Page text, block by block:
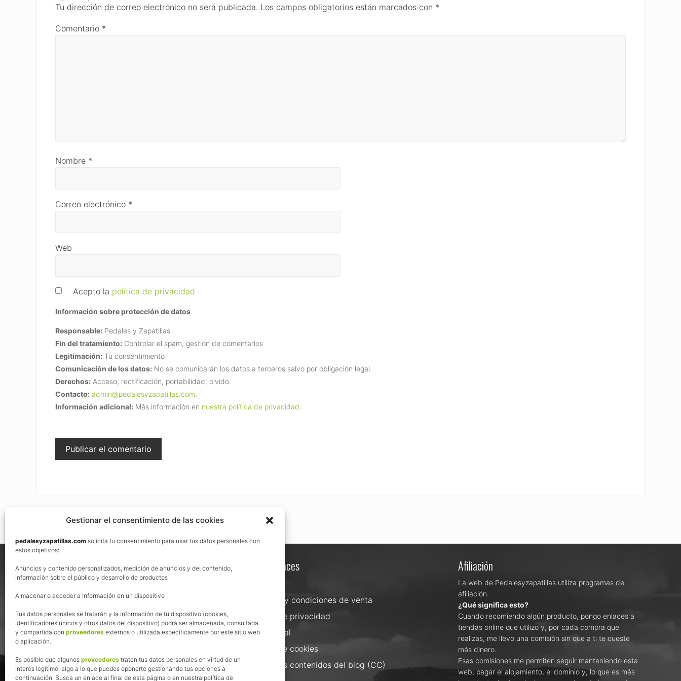
Gestionar el consentimiento de las cookies
pedalesyzapatillas.com solicita tu consentimiento para usar tus datos personales con
estos objetivos:
Anuncios y contenido personalizados, medición de anuncios y del contenido,
información sobre el público y desarrollo de productos
Almacenar o acceder a información en un dispositivo
Tus datos personales se tratarán y la información de tu dispositivo (cookies,
identificadores únicos y otros datos del dispositivo) podrá ser almacenada, consultada
y compartida con proveedores externos o utilizada específicamente por este sitio web
o aplicación.
Es posible que algunos proveedores traten tus datos personales en virtud de un
interés legítimo, algo a lo que puedes oponerte gestionando tus opciones a
continuación. Busca un enlace al final de esta página o en nuestra política de
Tu dirección de correo electrónico no será publicada. Los campos obligatorios están marcados con *
Comentario *
Nombre *
Correo electrónico *
Web
Acepto la política de privacidad
Información sobre protección de datos
Responsable: Pedales y Zapatillas
Fin del tratamiento: Controlar el spam, gestión de comentarios
Legitimación: Tu consentimiento
Comunicación de los datos: No se comunicarán los datos a terceros salvo por obligación legal.
Derechos: Acceso, rectificación, portabilidad, olvido.
Contacto: admin@pedalesyzapatillas.com.
Información adicional: Más información en nuestra política de privacidad.
Footer
Nos vemos en las redes Otros enlaces
Términos y condiciones de venta
Política de privacidad
Aviso Legal
Política de cookies
Uso de los contenidos del blog (CC)
Afiliación
La web de Pedalesyzapatillas utiliza programas de
afiliación.
¿Qué significa esto?
Cuando recomiendo algún producto, pongo enlaces a
tiendas online que utilizo y, por cada compra que
realizas, me llevo una comisión sin que a ti te cueste
más dinero.
Esas comisiones me permiten seguir manteniendo esta
web, pagar el alojamiento, el dominio y, lo que es más